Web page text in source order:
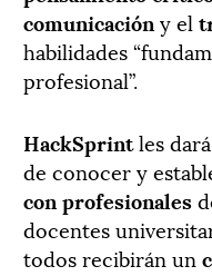
comunicación y el
habilidades
profesional”.
HackSprintles
de conocer y
con profesionales
docentes
todos recibirán un